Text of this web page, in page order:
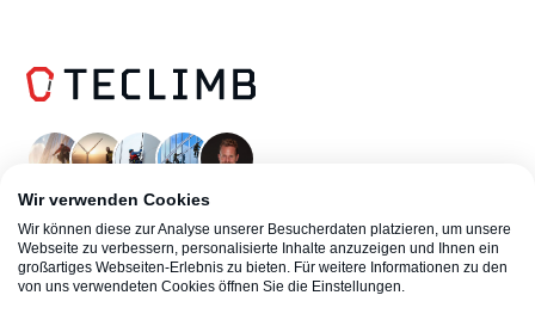
Wir verwenden Cookies
Wir können diese zur Analyse unserer Besucherdaten platzieren, um unsere
Webseite zu verbessern, personalisierte Inhalte anzuzeigen und Ihnen ein
großartiges Webseiten-Erlebnis zu bieten. Für weitere Informationen zu den
von uns verwendeten Cookies öffnen Sie die Einstellungen.